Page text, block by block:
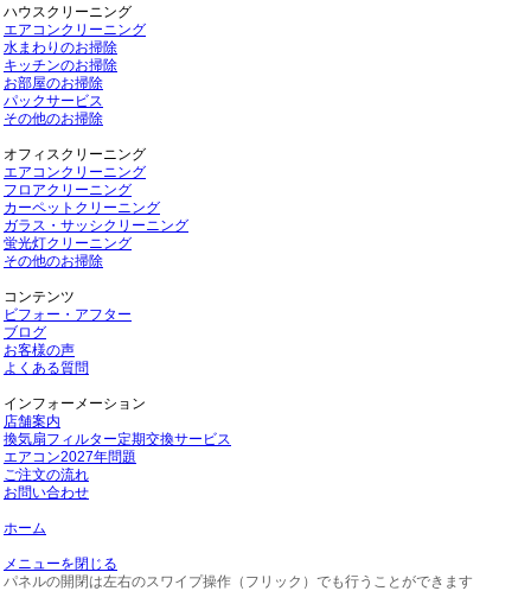
ハウスクリーニング
エアコンクリーニング
水まわりのお掃除
キッチンのお掃除
お部屋のお掃除
パックサービス
その他のお掃除
オフィスクリーニング
エアコンクリーニング
フロアクリーニング
カーペットクリーニング
ガラス・サッシクリーニング
蛍光灯クリーニング
その他のお掃除
コンテンツ
ビフォー・アフター
ブログ
お客様の声
よくある質問
インフォーメーション
店舗案内
換気扇フィルター定期交換サービス
エアコン2027年問題
ご注文の流れ
お問い合わせ
ホーム
メニューを閉じる
パネルの開閉は左右のスワイプ操作（フリック）でも行うことができます